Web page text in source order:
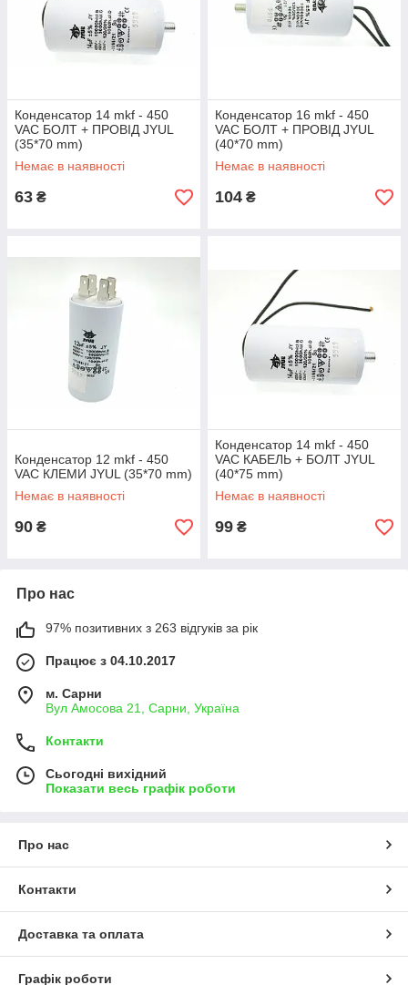
Конденсатор 14 mkf - 450
VAC БОЛТ + ПРОВІД JYUL
(35*70 mm)
Немає в наявності
63 ₴
Конденсатор 16 mkf - 450
VAC БОЛТ + ПРОВІД JYUL
(40*70 mm)
Немає в наявності
104 ₴
Конденсатор 12 mkf - 450
VAC КЛЕМИ JYUL (35*70 mm)
Немає в наявності
90 ₴
Конденсатор 14 mkf - 450
VAC КАБЕЛЬ + БОЛТ JYUL
(40*75 mm)
Немає в наявності
99 ₴
Про нас
97% позитивних з 263 відгуків за рік
Працює з 04.10.2017
м. Сарни
Вул Амосова 21, Сарни, Україна
Контакти
Сьогодні вихідний
Показати весь графік роботи
Про нас
Контакти
Доставка та оплата
Графік роботи